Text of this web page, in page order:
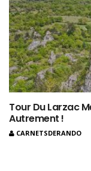
Tour Du Larzac
Autrement !
CARNETSDERANDO